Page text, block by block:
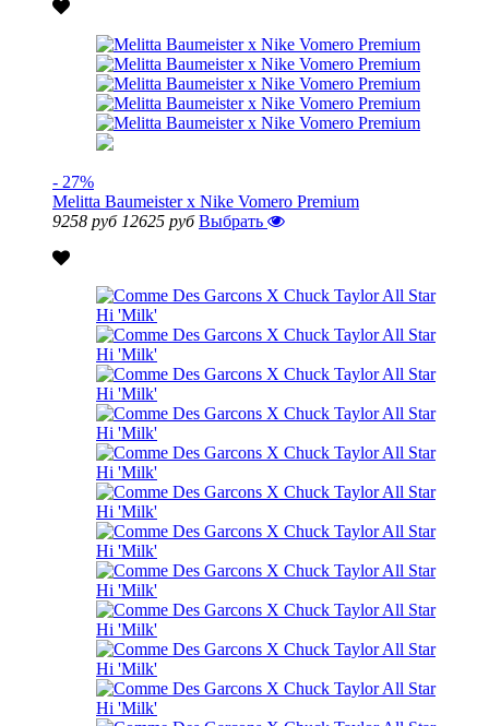
- 27%
Melitta Baumeister x Nike Vomero Premium
9258 руб 12625 руб Выбрать